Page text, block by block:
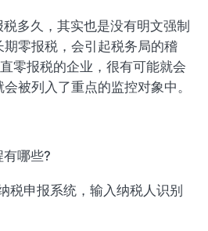
多久，其实也是没有明文强制
零报税，会引起税务局的稽
零报税的企业，很有可能就会
被列入了重点的监控对象中。
哪些?
税申报系统，输入纳税人识别